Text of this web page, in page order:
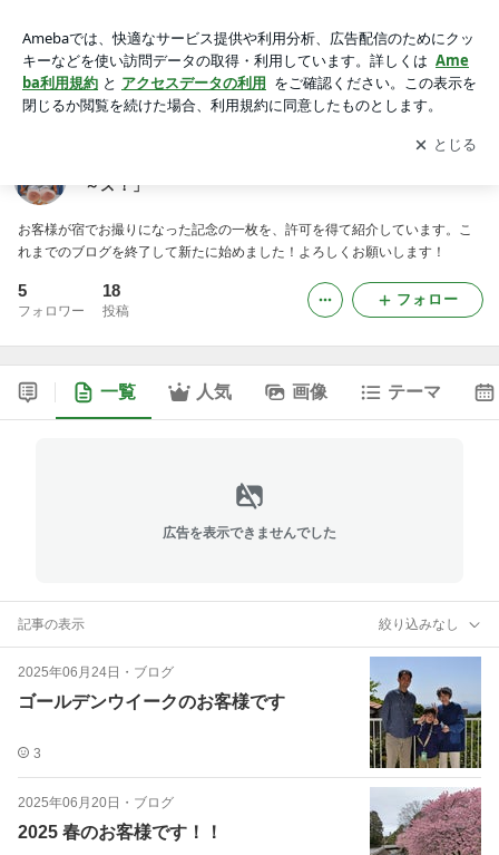
アプリをダウンロードして ブログの更新通知
を受け取りまし
ょう。
開く
～ス！」
お客様が宿でお撮りになった記念の一枚を、許可を得て紹介しています。こ
れまでのブログを終了して新たに始めました！よろしくお願いします！
5
フォロワー
18
投稿
フォロー
一覧 人気 画像 テーマ
広告を表示できませんでした
記事の表示 絞り込みなし
2025年06月24日 ・ ブログ
ゴールデンウイークのお客様です
3
2025年06月20日 ・ ブログ
2025 春のお客様です！！